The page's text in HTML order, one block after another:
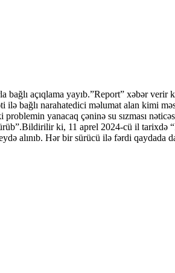
açıqlama yayıb.”Report” xəbər
bağlı narahatedici məlumat alan kimi
yanacaq çəninə su sızması
ki, 11 aprel 2024-cü il tarixdə
alınıb. Hər bir sürücü ilə fərdi qaydada